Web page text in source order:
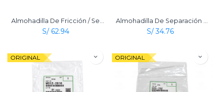
S/ 62.94 S/34.76
ORIGINAL ORIGINAL